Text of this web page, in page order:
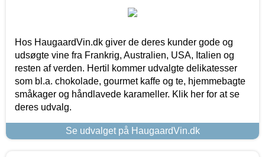
Hos HaugaardVin.dk giver de deres kunder gode og
udsøgte vine fra Frankrig, Australien, USA, Italien og
resten af verden. Hertil kommer udvalgte delikatesser
som bl.a. chokolade, gourmet kaffe og te, hjemmebagte
småkager og håndlavede karameller. Klik her for at se
deres udvalg.
Se udvalget på HaugaardVin.dk